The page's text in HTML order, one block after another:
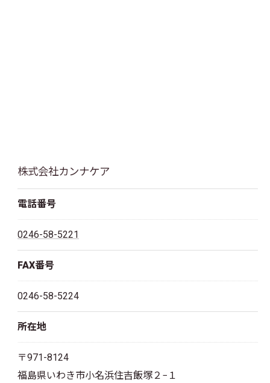
株式会社カンナケア
電話番号
0246-58-5221
FAX番号
0246-58-5224
所在地
〒971-8124
福島県いわき市小名浜住吉飯塚２−１
お問い合わせはこちら